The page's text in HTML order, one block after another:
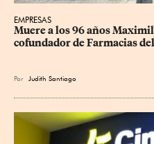
EMPRESAS
Muere a los 96 años
cofundador de Farmacias
Por Judith Santiago